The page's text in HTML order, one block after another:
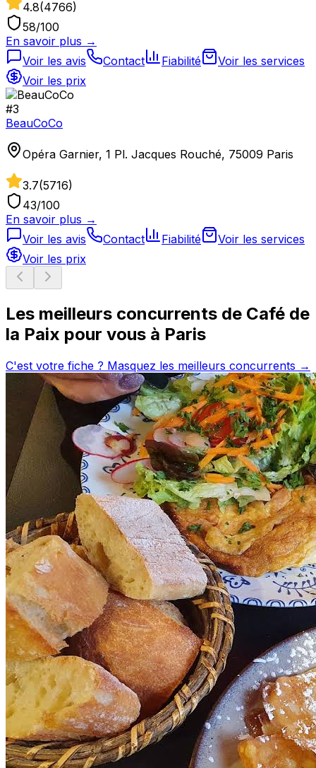
4.8(4766)
58/100
En savoir plus →
Voir les avis
Contact Fiabilité
Voir les services
Voir les prix
#3
BeauCoCo
Opéra Garnier, 1 Pl. Jacques Rouché, 75009 Paris
3.7(5716)
43/100
En savoir plus →
Voir les avis
Contact Fiabilité
Voir les services
Voir les prix
Les meilleurs concurrents de Café de
la Paix pour vous à Paris
C'est votre fiche ? Masquez les meilleurs concurrents →